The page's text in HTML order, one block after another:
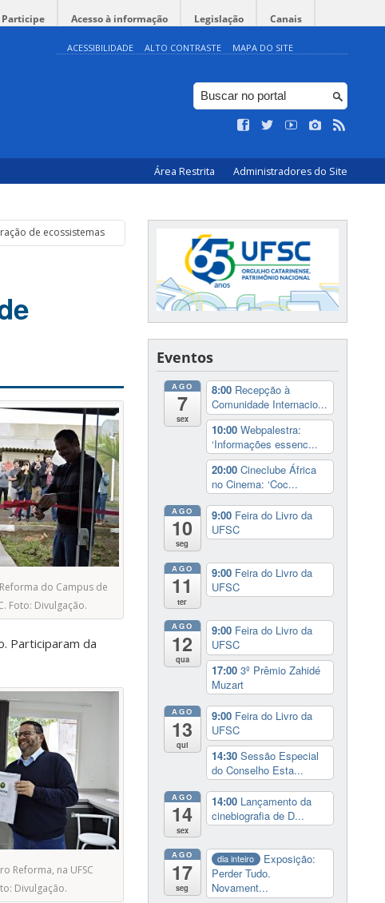
Participe Acesso à informação Legislação Canais
ACESSIBILIDADE ALTO CONTRASTE MAPA DO SITE
Área Restrita Administradores do Site
de ecossistemas
do Campus de
Foto: Divulgação.
Participaram da
Reforma, na UFSC
Divulgação.
Eventos
AGO
7
sex
8:00 Recepção à
Comunidade Internacio...
10:00 Webpalestra:
‘Informações essenc...
20:00 Cineclube África
no Cinema: ‘Coc...
AGO
10
seg
9:00 Feira do Livro da
UFSC
AGO
11
ter
9:00 Feira do Livro da
UFSC
AGO
12
qua
9:00 Feira do Livro da
UFSC
17:00 3º Prêmio Zahidé
Muzart
AGO
13
qui
9:00 Feira do Livro da
UFSC
14:30 Sessão Especial
do Conselho Esta...
AGO
14
sex
14:00 Lançamento da
cinebiografia de D...
AGO
17
seg
dia inteiro
Exposição:
Perder Tudo.
Novament...